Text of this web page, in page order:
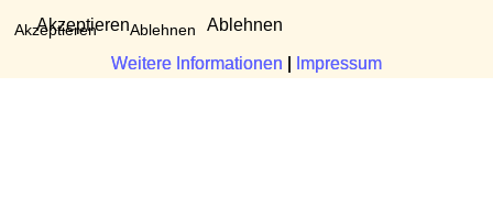
Akzeptieren Ablehnen
Weitere Informationen Impressum
Akzeptieren Ablehnen
Weitere Informationen Impressum